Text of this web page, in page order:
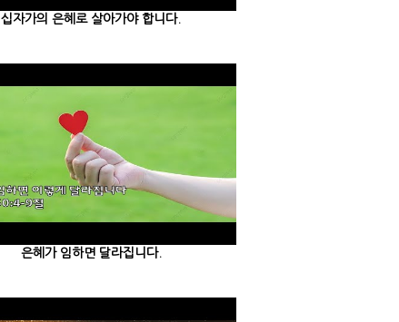
십자가의 은혜로 살아가야 합니다.
은혜가 임하면 달라집니다.